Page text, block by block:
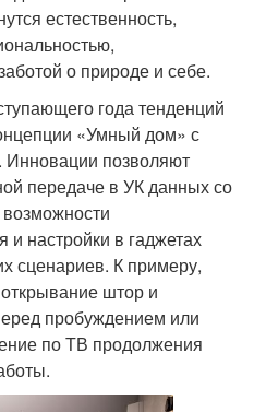
естественность,
о природе и себе.
года тенденций
«Умный дом» с
Инновации позволяют
передаче в УК данных со
и настройки в гаджетах
сценариев. К примеру,
штор и
пробуждением или
по ТВ продолжения